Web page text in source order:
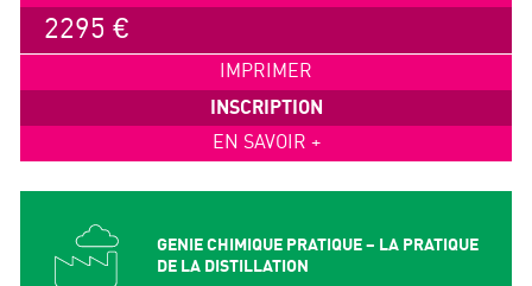
2295 €
IMPRIMER
INSCRIPTION
EN SAVOIR +
GENIE CHIMIQUE PRATIQUE – LA PRATIQUE
DE LA DISTILLATION